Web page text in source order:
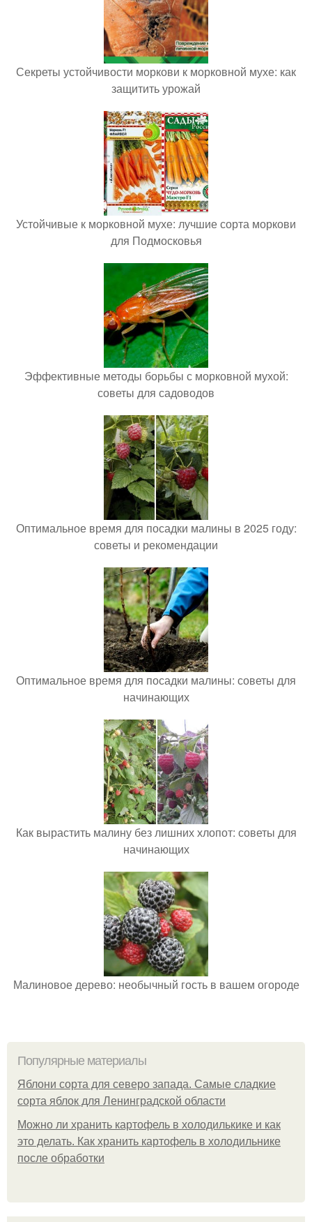
Секреты устойчивости моркови к морковной мухе: как
защитить урожай
Устойчивые к морковной мухе: лучшие сорта моркови
для Подмосковья
Эффективные методы борьбы с морковной мухой:
советы для садоводов
Оптимальное время для посадки малины в 2025 году:
советы и рекомендации
Оптимальное время для посадки малины: советы для
начинающих
Как вырастить малину без лишних хлопот: советы для
начинающих
Малиновое дерево: необычный гость в вашем огороде
Популярные материалы
Яблони сорта для северо запада. Самые сладкие
сорта яблок для Ленинградской области
Можно ли хранить картофель в холодилькике и как
это делать. Как хранить картофель в холодильнике
после обработки